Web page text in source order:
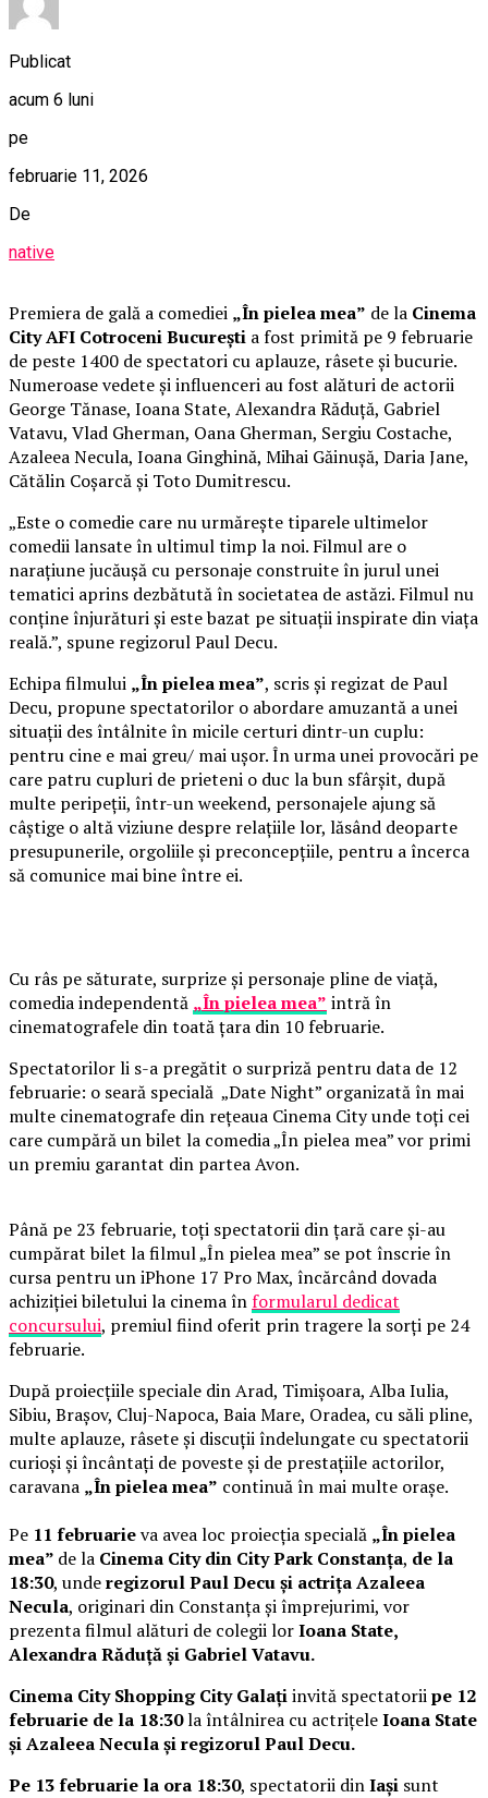
Publicat
acum 6 luni
pe
februarie 11, 2026
De
native
Premiera de gală a comediei „În pielea mea” de la Cinema
City AFI Cotroceni București a fost primită pe 9 februarie
de peste 1400 de spectatori cu aplauze, râsete și bucurie.
Numeroase vedete și influenceri au fost alături de actorii
George Tănase, Ioana State, Alexandra Răduță, Gabriel
Vatavu, Vlad Gherman, Oana Gherman, Sergiu Costache,
Azaleea Necula, Ioana Ginghină, Mihai Găinușă, Daria Jane,
Cătălin Coșarcă și Toto Dumitrescu.
„Este o comedie care nu urmărește tiparele ultimelor
comedii lansate în ultimul timp la noi. Filmul are o
narațiune jucăușă cu personaje construite în jurul unei
tematici aprins dezbătută în societatea de astăzi. Filmul nu
conține înjurături și este bazat pe situații inspirate din viața
reală.”, spune regizorul Paul Decu.
Echipa filmului „În pielea mea”, scris și regizat de Paul
Decu, propune spectatorilor o abordare amuzantă a unei
situații des întâlnite în micile certuri dintr-un cuplu:
pentru cine e mai greu/ mai ușor. În urma unei provocări pe
care patru cupluri de prieteni o duc la bun sfârșit, după
multe peripeții, într-un weekend, personajele ajung să
câștige o altă viziune despre relațiile lor, lăsând deoparte
presupunerile, orgoliile și preconcepțiile, pentru a încerca
să comunice mai bine între ei.
Cu râs pe săturate, surprize și personaje pline de viață,
comedia independentă „În pielea mea” intră în
cinematografele din toată țara din 10 februarie.
Spectatorilor li s-a pregătit o surpriză pentru data de 12
februarie: o seară specială „Date Night” organizată în mai
multe cinematografe din rețeaua Cinema City unde toți cei
care cumpără un bilet la comedia „În pielea mea” vor primi
un premiu garantat din partea Avon.
Până pe 23 februarie, toți spectatorii din țară care și-au
cumpărat bilet la filmul „În pielea mea” se pot înscrie în
cursa pentru un iPhone 17 Pro Max, încărcând dovada
achiziției biletului la cinema înformularul dedicat
concursului, premiul fiind oferit prin tragere la sorți pe 24
februarie.
După proiecțiile speciale din Arad, Timișoara, Alba Iulia,
Sibiu, Brașov, Cluj-Napoca, Baia Mare, Oradea, cu săli pline,
multe aplauze, râsete și discuții îndelungate cu spectatorii
curioși și încântați de poveste și de prestațiile actorilor,
caravana „În pielea mea” continuă în mai multe orașe.
Pe 11 februarieva avea loc proiecția specială „În pielea
mea” de la Cinema City din City Park Constanța, de la
18:30, underegizorul Paul Decu și actrița Azaleea
Necula, originari din Constanța și împrejurimi, vor
prezenta filmul alături de colegii lorIoana State,
Alexandra Răduță și Gabriel Vatavu.
Cinema City Shopping City Galațiinvită spectatoriipe 12
februarie de la 18:30la întâlnirea cu actrițeleIoana State
și Azaleea Necula și regizorul Paul Decu.
Pe 13 februarie la ora 18:30, spectatorii dinIași sunt